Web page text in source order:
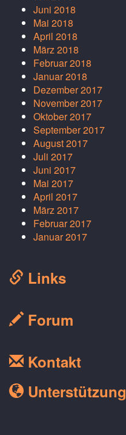
Juni 2018
Mai 2018
April 2018
März 2018
Februar 2018
Januar 2018
Dezember 2017
November 2017
Oktober 2017
September 2017
August 2017
Juli 2017
Juni 2017
Mai 2017
April 2017
März 2017
Februar 2017
Januar 2017
Links
Forum
Kontakt
Unterstützung